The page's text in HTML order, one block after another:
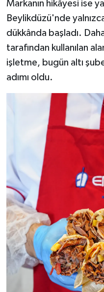
Markanın hikâyesi ise
Beylikdüzü'nde
dükkânda başladı.
tarafından kullanılan
işletme, bugün altı
adımı oldu.